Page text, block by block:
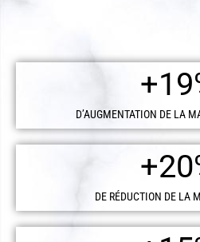
D’AUGMENTATION DE LA
+19
DE RÉDUCTION DE LA
+20